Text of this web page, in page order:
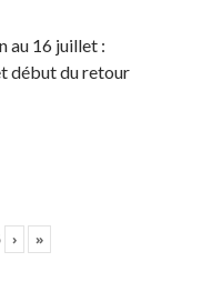
au 16 juillet :
début du retour
› »